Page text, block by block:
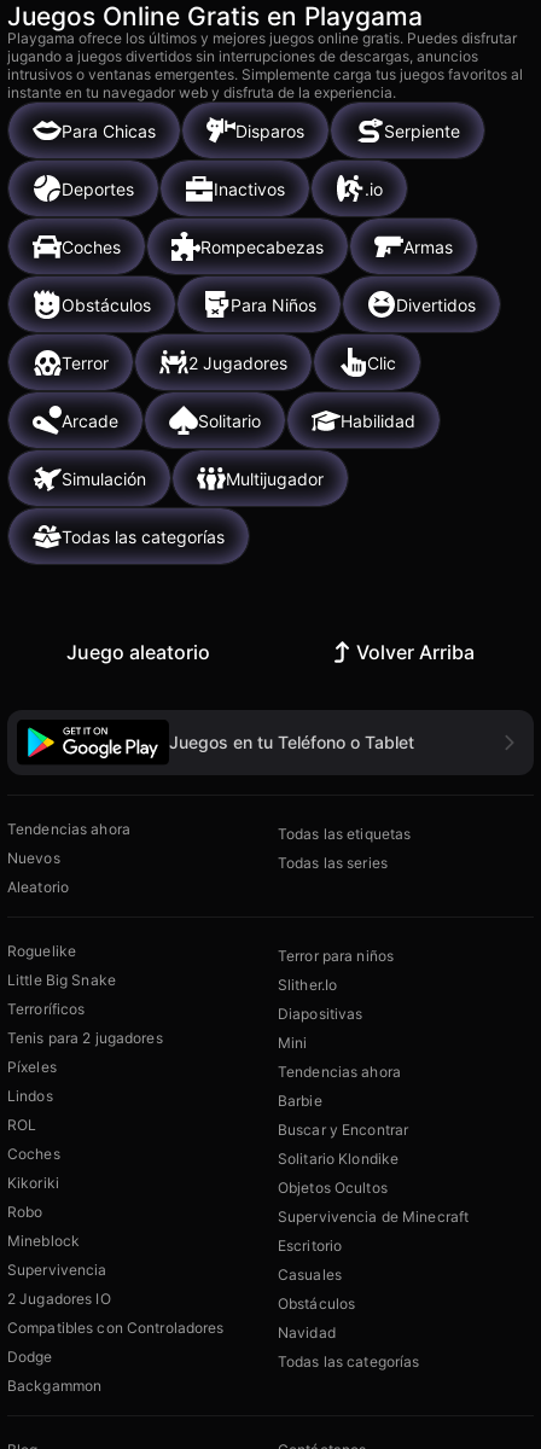
Juegos Online Gratis en Playgama
Playgama ofrece los últimos y mejores juegos online gratis. Puedes disfrutar
jugando a juegos divertidos sin interrupciones de descargas, anuncios
intrusivos o ventanas emergentes. Simplemente carga tus juegos favoritos al
instante en tu navegador web y disfruta de la experiencia.
Para Chicas Disparos Serpiente
Deportes Inactivos .io
Coches Rompecabezas Armas
Obstáculos Para Niños Divertidos
Terror 2 Jugadores Clic
Arcade Solitario Habilidad
Simulación Multijugador
Todas las categorías
Juego aleatorio Volver Arriba
Juegos en tu Teléfono o Tablet
Tendencias ahora
Nuevos
Aleatorio
Todas las etiquetas
Todas las series
Roguelike
Little Big Snake
Terroríficos
Tenis para 2 jugadores
Píxeles
Lindos
ROL
Coches
Kikoriki
Robo
Mineblock
Supervivencia
2 Jugadores IO
Compatibles con Controladores
Dodge
Backgammon
Terror para niños
Slither.Io
Diapositivas
Mini
Tendencias ahora
Barbie
Buscar y Encontrar
Solitario Klondike
Objetos Ocultos
Supervivencia de Minecraft
Escritorio
Casuales
Obstáculos
Navidad
Todas las categorías